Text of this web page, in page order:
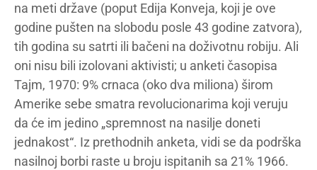
na meti države (poput Edija Konveja, koji je ove
godine pušten na slobodu posle 43 godine zatvora),
tih godina su satrti ili bačeni na doživotnu robiju. Ali
oni nisu bili izolovani aktivisti; u anketi časopisa
Tajm, 1970: 9% crnaca (oko dva miliona) širom
Amerike sebe smatra revolucionarima koji veruju
da će im jedino „spremnost na nasilje doneti
jednakost“. Iz prethodnih anketa, vidi se da podrška
nasilnoj borbi raste u broju ispitanih sa 21% 1966.